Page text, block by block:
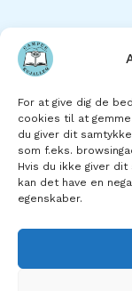
For at give dig de
cookies til at
du giver dit
som f.eks.
Hvis du ikke giver
kan det have en
egenskaber.